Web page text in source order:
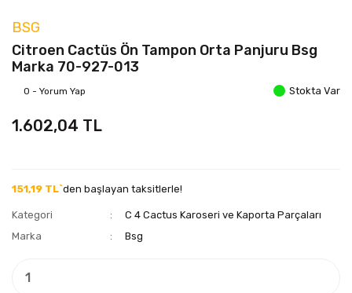
BSG
Citroen Cactüs Ön Tampon Orta Panjuru Bsg
Marka 70-927-013
0 - Yorum Yap Stokta Var
1.602,04 TL
151,19 TL`den başlayan taksitlerle!
Kategori
C 4 Cactus Karoseri ve Kaporta Parçaları
Marka
Bsg